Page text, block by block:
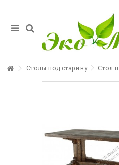
Столы под старину Стол